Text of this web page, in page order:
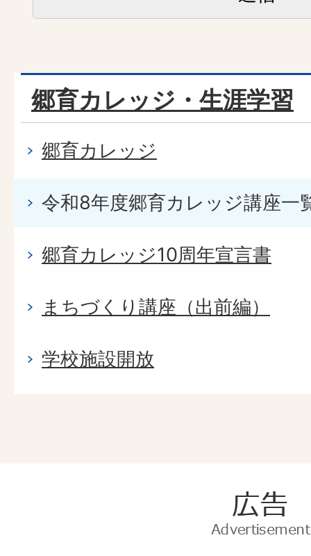
郷育カレッジ・生涯学習
郷育カレッジ
令和8年度郷育カレッジ講座一
郷育カレッジ10周年宣言書
まちづくり講座（出前編）
学校施設開放
告